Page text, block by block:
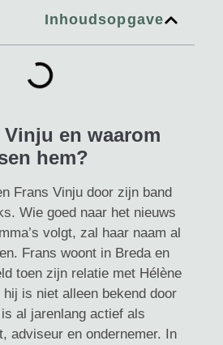
Inhoudsopgave
en waarom
hem?
Frans Vinju door zijn band
Wie goed naar het nieuws
volgt, zal haar naam al
Frans woont in Breda en
toen zijn relatie met Hélène
is niet alleen bekend door
al jarenlang actief als
adviseur en ondernemer. In